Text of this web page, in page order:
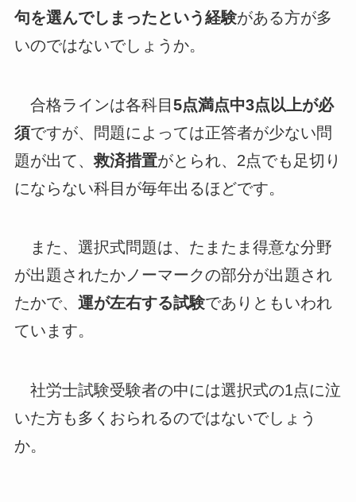
句を選んでしまったという経験がある方が多
いのではないでしょうか。
合格ラインは各科目 5点満点中3点以上が必
須ですが、問題によっては正答者が少ない問
題が出て、救済措置がとられ、2点でも足切り
にならない科目が毎年出るほどです。
また、選択式問題は、たまたま得意な分野
が出題されたかノーマークの部分が出題され
たかで、 運が左右する試験でありともいわれ
ています。
社労士試験受験者の中には選択式の1点に泣
いた方も多くおられるのではないでしょう
か。